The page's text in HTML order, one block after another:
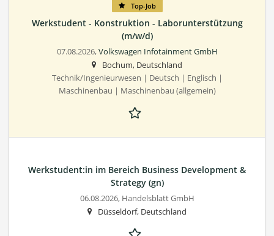
Top-Job
Werkstudent - Konstruktion - Laborunterstützung
(m/w/d)
07.08.2026,Volkswagen Infotainment GmbH
Bochum, Deutschland
Technik/Ingenieurwesen | Deutsch | Englisch |
Maschinenbau | Maschinenbau (allgemein)
Werkstudent:in im Bereich Business Development &
Strategy (gn)
06.08.2026, Handelsblatt GmbH
Düsseldorf, Deutschland